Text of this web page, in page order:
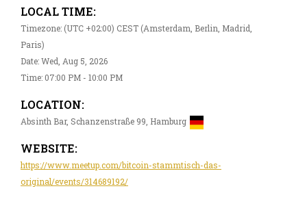
LOCAL TIME:
Timezone: (UTC +02:00) CEST (Amsterdam, Berlin, Madrid,
Paris)
Date: Wed, Aug 5, 2026
Time: 07:00 PM - 10:00 PM
LOCATION:
Absinth Bar, Schanzenstraße 99, Hamburg
WEBSITE:
https://www.meetup.com/bitcoin-stammtisch-das-
original/events/314689192/